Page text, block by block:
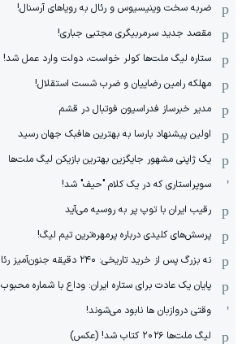
ضربه سخت وینیسیوس و رئال به رویاهای آرسنال!
مقصد جدید سرمربیگری مجتبی جباری!
ستاره لیگ ملت‌ها کولر خواست، دولت وارد عمل شد!
مهلکه رامین رضاییان و ضرب شست استقلال!
مدیر خبرساز فدراسیون فوتبال در قشم
اولین پیشنهاد بارسا به بهترین هافبک جهان رسید
یک ژاپنی مشهور جایگزین بهترین بازیکن لیگ ملت‌ها
سوپراستاری که در یک کلام "حیف" شد!
رقیب ایران با توپ پر به روسیه می‌آید
پرسش‌های کلیدی درباره پرمهره‌ترین تیم لیگ!
نه بزرگ پس از خرید تاریخی: ۲۴۰ دقیقه جنون‌آمیز رئال!
پایان یک عادت برای ستاره ایران: وداع با شماره محبوب
وقتی دروازبان ها نابود می‌شوند!
لیگ ملت‌ها ٢٠٢۶ کتاب شد! (عکس)